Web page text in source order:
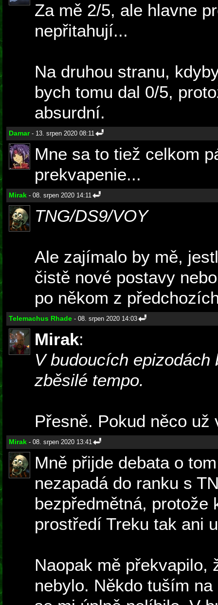
Za mě 2/5, ale hlavne
nepřitahují...
Na druhou stranu,
bych tomu dal 0/5,
absurdní.
Damar- 13. srpen 2020 08:11
Mne sa to tiež celkom
prekvapenie...
Mirak - 08. srpen 2020 14:11
TNG/DS9/VOY
Ale zajímalo by mě,
čistě nové postavy
po někom z
Telemachus Rhade - 08. srpen 2020 14:03
Mirak:
V budoucích epizodách
zběsilé tempo.
Přesně. Pokud něco
Mirak - 08. srpen 2020 13:41
Mně přijde debata o
nezapadá do ranku s
bezpředmětná, protože
prostředí Treku tak ani
Naopak mě překvapilo,
nebylo. Někdo tuším